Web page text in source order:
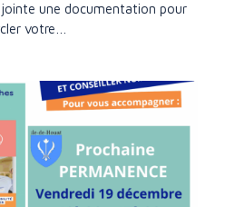
une documentation pour
votre…